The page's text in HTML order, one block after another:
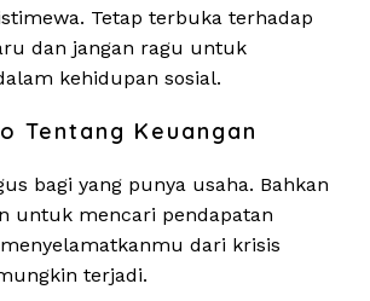
Tetap terbuka terhadap
dan jangan ragu untuk
kehidupan sosial.
Tentang Keuangan
bagi yang punya usaha. Bahkan
untuk mencari pendapatan
dari krisis
terjadi.